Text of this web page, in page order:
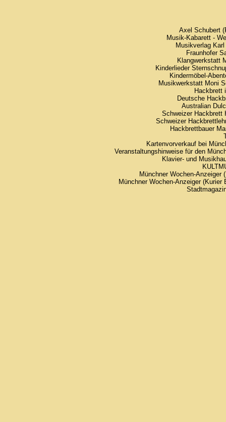
Axel Schubert
Musik-Kabarett -
Musikverlag
Fraunhofer
Klangwerkstatt
Kinderlieder
Kindermöbel-
Musikwerkstatt Moni
Hackbrett
Deutsche
Australian
Schweizer Hackbrett
Schweizer
Hackbrettbauer
Kartenvorverkauf bei
Veranstaltungshinweise für den
Klavier- und
Münchner Wochen-Anzeiger
Münchner Wochen-Anzeiger (Kurier